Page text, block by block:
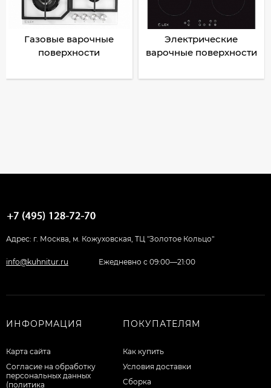
Газовые варочные
поверхности
Электрические
варочные поверхности
Адрес: г. Москва, м. Кожуховская, ТЦ "Золотое Кольцо"
info@kuhnitur.ru Ежедневно с 09:00—21:00
ИНФОРМАЦИЯ
Карта сайта
Согласие на обработку
персональных данных
(политика
ПОКУПАТЕЛЯМ
Как купить
Условия доставки
Сборка